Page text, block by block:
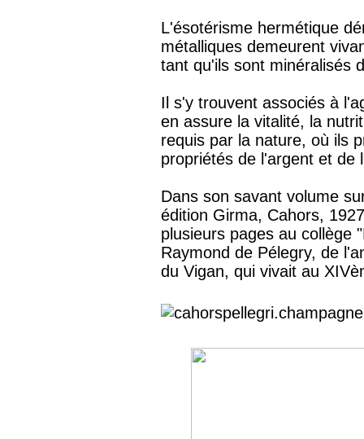
L'ésotérisme hermétique
métalliques demeurent
tant qu'ils sont minéralisés
Il s'y trouvent associés à
en assure la vitalité, la
requis par la nature, où ils
propriétés de l'argent et de
Dans son savant volume
édition Girma, Cahors,
plusieurs pages au collège
Raymond de Pélegry, de
du Vigan, qui vivait au